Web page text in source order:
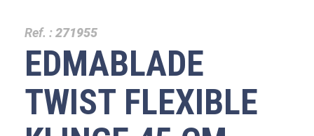
Ref. :271955
EDMABLADE
TWIST FLEXIBLE